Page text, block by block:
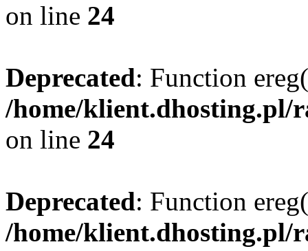
on line 24
Deprecated: Function
/home/klient.dhosting.pl/
on line 24
Deprecated: Function
/home/klient.dhosting.pl/